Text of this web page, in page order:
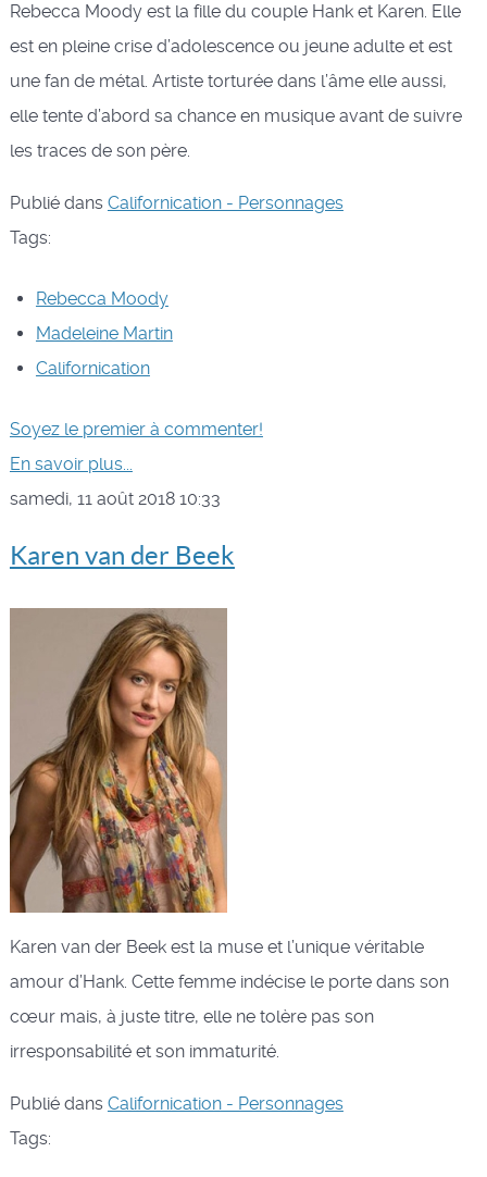
Rebecca Moody est la fille du couple Hank et Karen. Elle
est en pleine crise d’adolescence ou jeune adulte et est
une fan de métal. Artiste torturée dans l’âme elle aussi,
elle tente d’abord sa chance en musique avant de suivre
les traces de son père.
Publié dans Californication - Personnages
Tags:
Rebecca Moody
Madeleine Martin
Californication
Soyez le premier à commenter!
En savoir plus...
samedi, 11 août 2018 10:33
Karen van der Beek
Karen van der Beek est la muse et l’unique véritable
amour d’Hank. Cette femme indécise le porte dans son
cœur mais, à juste titre, elle ne tolère pas son
irresponsabilité et son immaturité.
Publié dans Californication - Personnages
Tags: